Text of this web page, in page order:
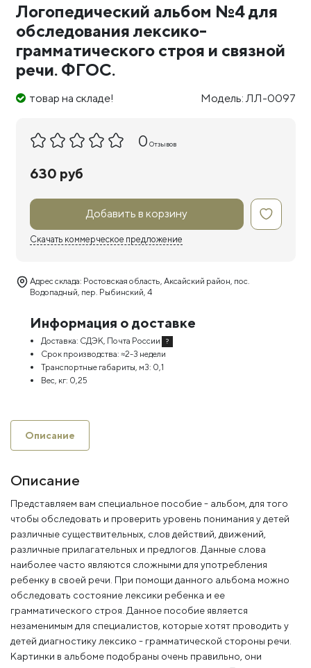
Логопедический альбом №4 для
обследования лексико-
грамматического строя и связной
речи. ФГОС.
товар на складе! Модель: ЛЛ-0097
0 Отзывов
630 руб
Добавить в корзину
Скачать коммерческое предложение
Адрес склада: Ростовская область, Аксайский район, пос.
Водопадный, пер. Рыбинский, 4
Информация о доставке
Доставка: СДЭК, Почта России ?
Срок производства: ≈2-3 недели
Транспортные габариты, м3: 0,1
Вес, кг: 0,25
Описание
Описание
Представляем вам специальное пособие - альбом, для того
чтобы обследовать и проверить уровень понимания у детей
различные существительных, слов действий, движений,
различные прилагательных и предлогов. Данные слова
наиболее часто являются сложными для употребления
ребенку в своей речи. При помощи данного альбома можно
обследовать состояние лексики ребенка и ее
грамматического строя. Данное пособие является
незаменимым для специалистов, которые хотят проводить у
детей диагностику лексико - грамматической стороны речи.
Картинки в альбоме подобраны очень правильно, они